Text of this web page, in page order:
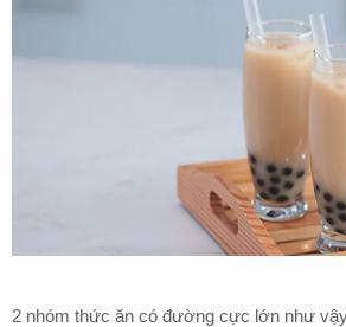
2 nhóm thức ăn có đường cực lớn như